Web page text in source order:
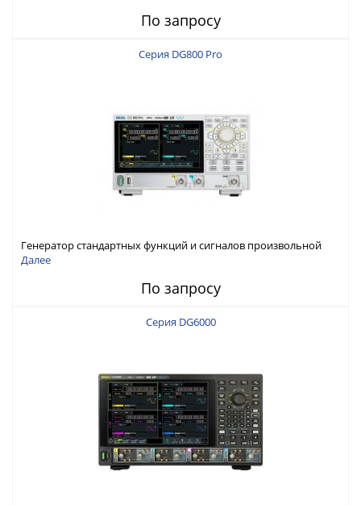
По запросу
Серия DG800 Pro
Генератор стандартных функций и сигналов произвольной
формы Rigol серии DG800 Pro, до 50 МГц
Далее
По запросу
Серия DG6000